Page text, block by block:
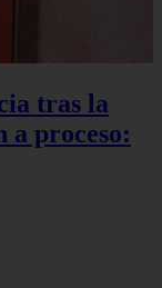
tras la
a proceso: